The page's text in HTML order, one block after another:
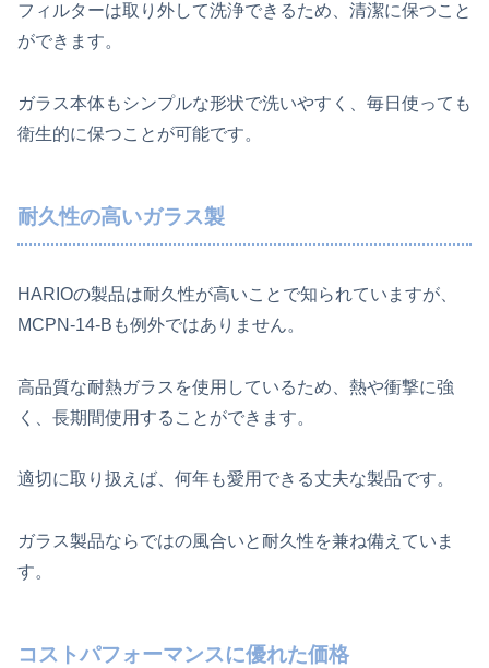
フィルターは取り外して洗浄できるため、清潔に保つこと
ができます。
ガラス本体もシンプルな形状で洗いやすく、毎日使っても
衛生的に保つことが可能です。
耐久性の高いガラス製
HARIOの製品は耐久性が高いことで知られていますが、
MCPN-14-Bも例外ではありません。
高品質な耐熱ガラスを使用しているため、熱や衝撃に強
く、長期間使用することができます。
適切に取り扱えば、何年も愛用できる丈夫な製品です。
ガラス製品ならではの風合いと耐久性を兼ね備えていま
す。
コストパフォーマンスに優れた価格